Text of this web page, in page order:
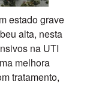
estado grave
alta, nesta
na UTI
melhora
tratamento,